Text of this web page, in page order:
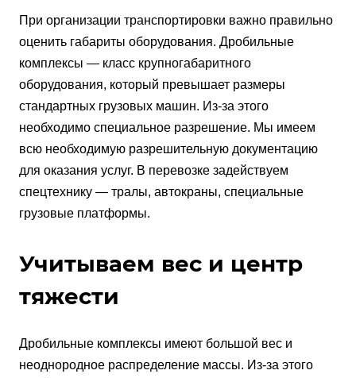
При организации транспортировки важно правильно
оценить габариты оборудования. Дробильные
комплексы — класс крупногабаритного
оборудования, который превышает размеры
стандартных грузовых машин. Из-за этого
необходимо специальное разрешение. Мы имеем
всю необходимую разрешительную документацию
для оказания услуг. В перевозке задействуем
спецтехнику — тралы, автокраны, специальные
грузовые платформы.
Учитываем вес и центр
тяжести
Дробильные комплексы имеют большой вес и
неоднородное распределение массы. Из-за этого